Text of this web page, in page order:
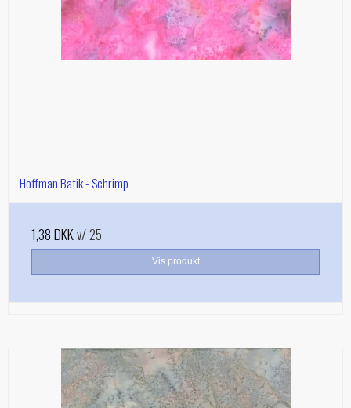
Hoffman Batik - Schrimp
1,38 DKKv/ 25
Vis produkt